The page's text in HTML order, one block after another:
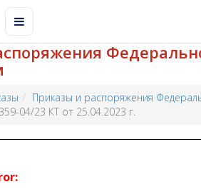
Приказы и распоряжения
04/23 КТ от 25.04.2023 г.